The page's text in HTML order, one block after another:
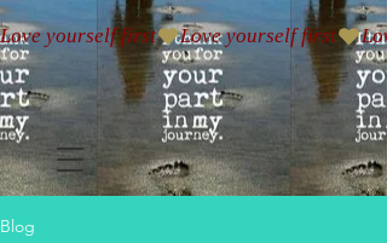
Love yourself first
Blog